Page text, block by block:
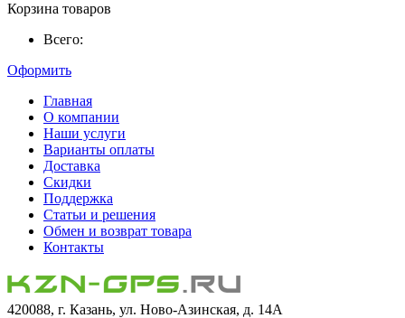
Корзина товаров
Всего:
Оформить
Главная
О компании
Наши услуги
Варианты оплаты
Доставка
Скидки
Поддержка
Статьи и решения
Обмен и возврат товара
Контакты
420088, г. Казань, ул. Ново-Азинская, д. 14А